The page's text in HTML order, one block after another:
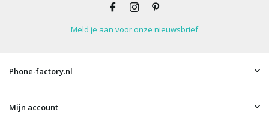
Meld je aan voor onze nieuwsbrief
Phone-factory.nl
Mijn account